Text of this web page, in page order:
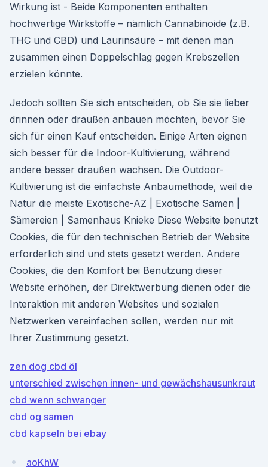
Wirkung ist - Beide Komponenten enthalten
hochwertige Wirkstoffe – nämlich Cannabinoide (z.B.
THC und CBD) und Laurinsäure – mit denen man
zusammen einen Doppelschlag gegen Krebszellen
erzielen könnte.
Jedoch sollten Sie sich entscheiden, ob Sie sie lieber
drinnen oder draußen anbauen möchten, bevor Sie
sich für einen Kauf entscheiden. Einige Arten eignen
sich besser für die Indoor-Kultivierung, während
andere besser draußen wachsen. Die Outdoor-
Kultivierung ist die einfachste Anbaumethode, weil die
Natur die meiste Exotische-AZ | Exotische Samen |
Sämereien | Samenhaus Knieke Diese Website benutzt
Cookies, die für den technischen Betrieb der Website
erforderlich sind und stets gesetzt werden. Andere
Cookies, die den Komfort bei Benutzung dieser
Website erhöhen, der Direktwerbung dienen oder die
Interaktion mit anderen Websites und sozialen
Netzwerken vereinfachen sollen, werden nur mit
Ihrer Zustimmung gesetzt.
zen dog cbd öl
unterschied zwischen innen- und gewächshausunkraut
cbd wenn schwanger
cbd og samen
cbd kapseln bei ebay
aoKhW